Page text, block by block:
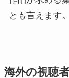
とも言えます。
海外の視聴